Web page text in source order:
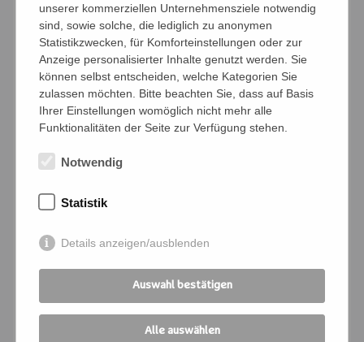
Namen der Personen (Vor- und Nachname)
Bedingungen
Ich verpflichte mich, die Zahlung und
Kommunikation für die angemeldeten
Personen zu übernehmen
Ich melde mich für folgende
Kursnummer*
Seminartitel*
unserer kommerziellen Unternehmensziele notwendig
sind, sowie solche, die lediglich zu anonymen
Statistikzwecken, für Komforteinstellungen oder zur
Anzeige personalisierter Inhalte genutzt werden. Sie
können selbst entscheiden, welche Kategorien Sie
zulassen möchten. Bitte beachten Sie, dass auf Basis
Ihrer Einstellungen womöglich nicht mehr alle
Funktionalitäten der Seite zur Verfügung stehen.
Notwendig
Statistik
Details anzeigen/ausblenden
Auswahl bestätigen
Alle auswählen